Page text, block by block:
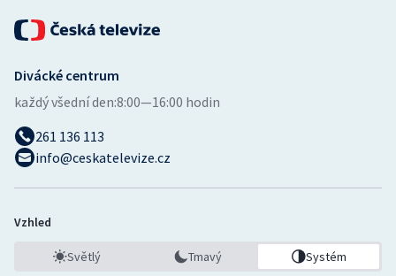
Divácké centrum
každý všední den:8:00—16:00 hodin
261 136 113
info@ceskatelevize.cz
Vzhled
Světlý Tmavý Systém